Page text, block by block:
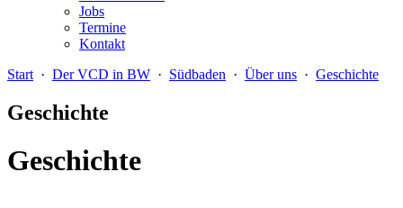
Jobs
Termine
Kontakt
Start · Der VCD in BW · Südbaden · Über uns · Geschichte
Geschichte
Geschichte